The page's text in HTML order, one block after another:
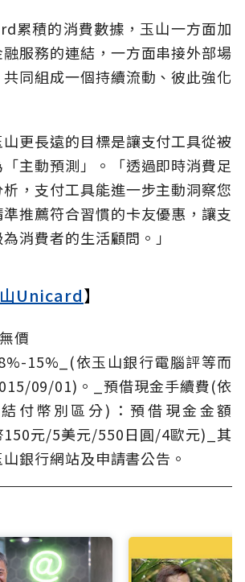
累積的消費數據，玉山一方面加
服務的連結，一方面串接外部場
同組成一個持續流動、彼此強化
更長遠的目標是讓支付工具從被
主動預測」。「透過即時消費足
，支付工具能進一步主動洞察您
推薦符合習慣的卡友優惠，讓支
消費者的生活顧問。」
Unicard】
價
15%_(依玉山銀行電腦評等而
09/01)。_預借現金手續費(依
付幣別區分)：預借現金金額
元/5美元/550日圓/4歐元)_其
銀行網站及申請書公告。